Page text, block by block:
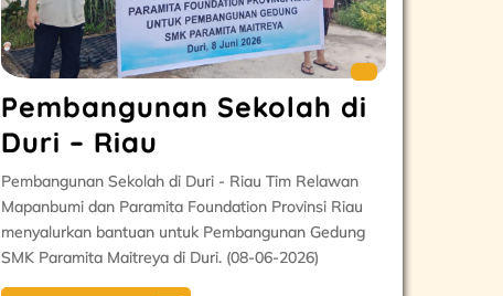
Pembangunan Sekolah di
Duri – Riau
Pembangunan Sekolah di Duri - Riau Tim Relawan
Mapanbumi dan Paramita Foundation Provinsi Riau
menyalurkan bantuan untuk Pembangunan Gedung
SMK Paramita Maitreya di Duri. (08-06-2026)